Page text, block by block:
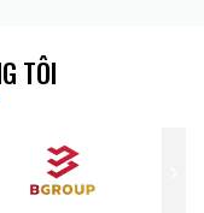
TÔI